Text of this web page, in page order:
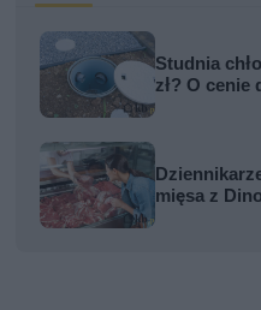
Studnia
zł? O cenie
mięsa z